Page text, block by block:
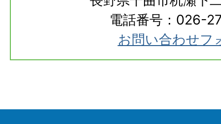
電話番号：026-
お問い合わせフ